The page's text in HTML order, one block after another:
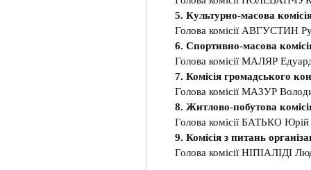
5. Культурно-масова
Голова комісії АВГУСТИН
6. Спортивно-масова
Голова комісії МАЛЯР
7. Комісія громадського
Голова комісії МАЗУР
8. Житлово-побутова
Голова комісії БАТЬКО
9. Комісія з питань
Голова комісії НІПІАЛІДІ